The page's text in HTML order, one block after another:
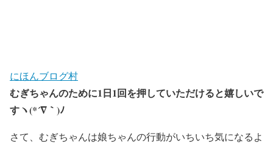
にほんブログ村
むぎちゃんのために1日1回を押していただけると嬉しいで
すヽ(*´∇｀)ﾉ
さて、むぎちゃんは娘ちゃんの行動がいちいち気になるよ